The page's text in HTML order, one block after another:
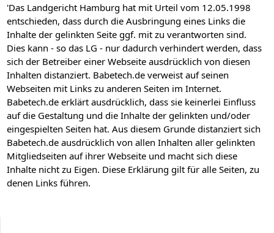
'Das Landgericht Hamburg hat mit Urteil vom 12.05.1998
entschieden, dass durch die Ausbringung eines Links die
Inhalte der gelinkten Seite ggf. mit zu verantworten sind.
Dies kann - so das LG - nur dadurch verhindert werden, dass
sich der Betreiber einer Webseite ausdrücklich von diesen
Inhalten distanziert. Babetech.de verweist auf seinen
Webseiten mit Links zu anderen Seiten im Internet.
Babetech.de erklärt ausdrücklich, dass sie keinerlei Einfluss
auf die Gestaltung und die Inhalte der gelinkten und/oder
eingespielten Seiten hat. Aus diesem Grunde distanziert sich
Babetech.de ausdrücklich von allen Inhalten aller gelinkten
Mitgliedseiten auf ihrer Webseite und macht sich diese
Inhalte nicht zu Eigen. Diese Erklärung gilt für alle Seiten, zu
denen Links führen.